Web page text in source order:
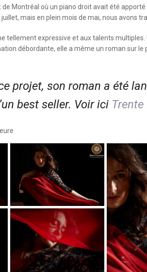
Montréal où un piano droit avait été
mais en plein mois de mai, nous avons
tellement expressive et aux talents
débordante, elle a même un roman sur le
projet, son roman a été
best seller. Voir ici Trente